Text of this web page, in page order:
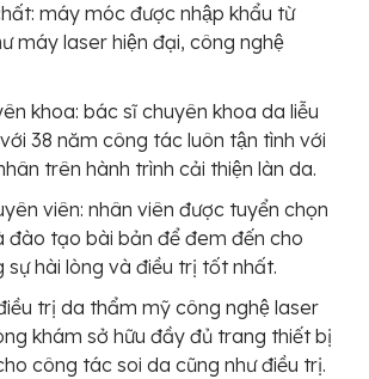
máy móc được nhập khẩu từ
máy laser hiện đại, công nghệ
khoa: bác sĩ chuyên khoa da liễu
38 năm công tác luôn tận tình với
trên hành trình cải thiện làn da.
viên: nhân viên được tuyển chọn
đào tạo bài bản để đem đến cho
sự hài lòng và điều trị tốt nhất.
trị da thẩm mỹ công nghệ laser
khám sở hữu đầy đủ trang thiết bị
công tác soi da cũng như điều trị.